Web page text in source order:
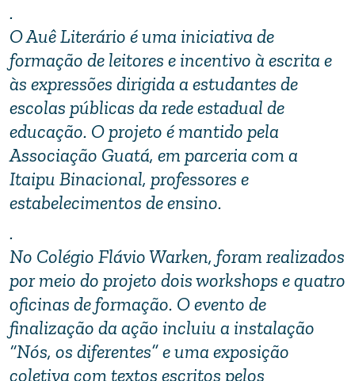
.
O Auê Literário é uma iniciativa de
formação de leitores e incentivo à escrita e
às expressões dirigida a estudantes de
escolas públicas da rede estadual de
educação. O projeto é mantido pela
Associação Guatá, em parceria com a
Itaipu Binacional, professores e
estabelecimentos de ensino.
.
No Colégio Flávio Warken, foram realizados
por meio do projeto doisworkshops e quatro
oficinas de formação. O evento de
finalização da ação incluiu a instalação
“Nós, os diferentes” e uma exposição
coletiva com textos escritos pelos